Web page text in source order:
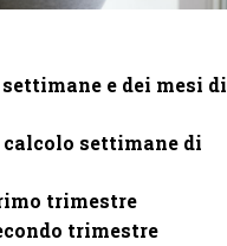
e dei mesi di
settimane di
trimestre
trimestre